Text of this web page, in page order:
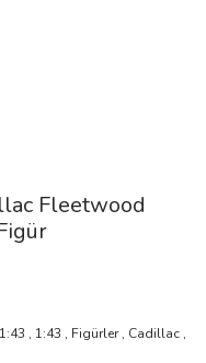
Fleetwood
1:43 , 1:43 , Figürler, Cadillac ,